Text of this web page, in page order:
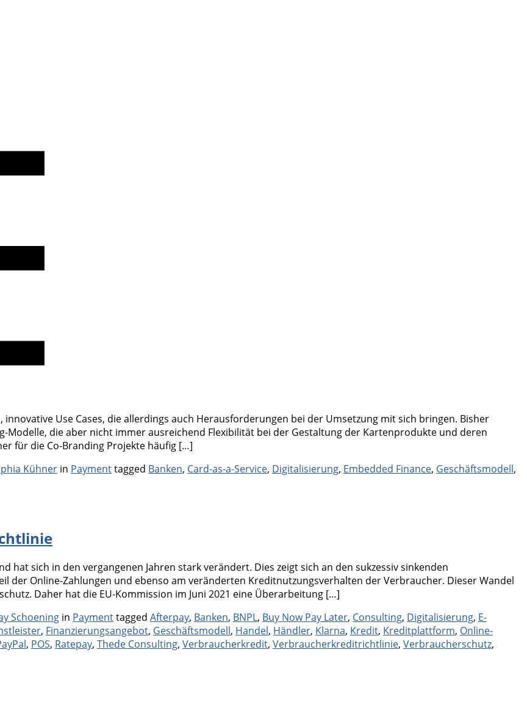
Use Cases, die allerdings auch Herausforderungen bei der Umsetzung mit sich bringen. Bisher
Modelle, die aber nicht immer ausreichend Flexibilität bei der Gestaltung der Kartenprodukte und deren
für die Co-Branding Projekte häufig […]
Kühner in Categories
Paymenttagged Tags
Banken, Card-as-a-Service, Digitalisierung, Embedded Finance, Geschäftsmodell,
hat sich in den vergangenen Jahren stark verändert. Dies zeigt sich an den sukzessiv sinkenden
der Online-Zahlungen und ebenso am veränderten Kreditnutzungsverhalten der Verbraucher. Dieser Wandel
Daher hat die EU-Kommission im Juni 2021 eine Überarbeitung […]
Schoening in Categories
Paymenttagged Tags
Afterpay, Banken, BNPL, Buy Now Pay Later, Consulting, Digitalisierung, E-
, Finanzierungsangebot, Geschäftsmodell, Handel, Händler, Klarna, Kredit, Kreditplattform, Online-
, POS, Ratepay, Thede Consulting, Verbraucherkredit, Verbraucherkreditrichtlinie, Verbraucherschutz,